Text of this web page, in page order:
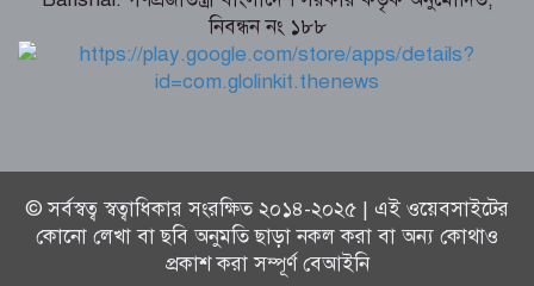
ফের গ্রেফতার তনু হত্যায় সাবেক সেনাসদস্য
হাফিজুর রহমান
নিবন্ধন নং ১৮৮
© সর্বস্বত্ব স্বত্বাধিকার সংরক্ষিত ২০১৪-২০২৫ | এই ওয়েবসাইটের
কোনো লেখা বা ছবি অনুমতি ছাড়া নকল করা বা অন্য কোথাও
প্রকাশ করা সম্পূর্ণ বেআইনি